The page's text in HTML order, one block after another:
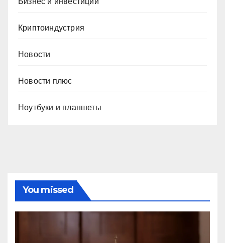
Криптоиндустрия
Новости
Новости плюс
Ноутбуки и планшеты
You missed